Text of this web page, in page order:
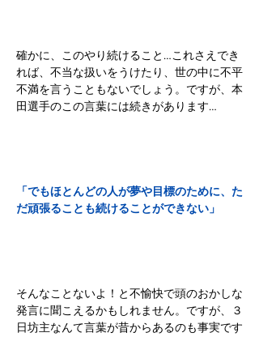
確かに、このやり続けること…これさえでき
れば、不当な扱いをうけたり、世の中に不平
不満を言うこともないでしょう。ですが、本
田選手のこの言葉には続きがあります…
「でもほとんどの人が夢や目標のために、た
だ頑張ることも続けることができない」
そんなことないよ！と不愉快で頭のおかしな
発言に聞こえるかもしれません。ですが、３
日坊主なんて言葉が昔からあるのも事実です